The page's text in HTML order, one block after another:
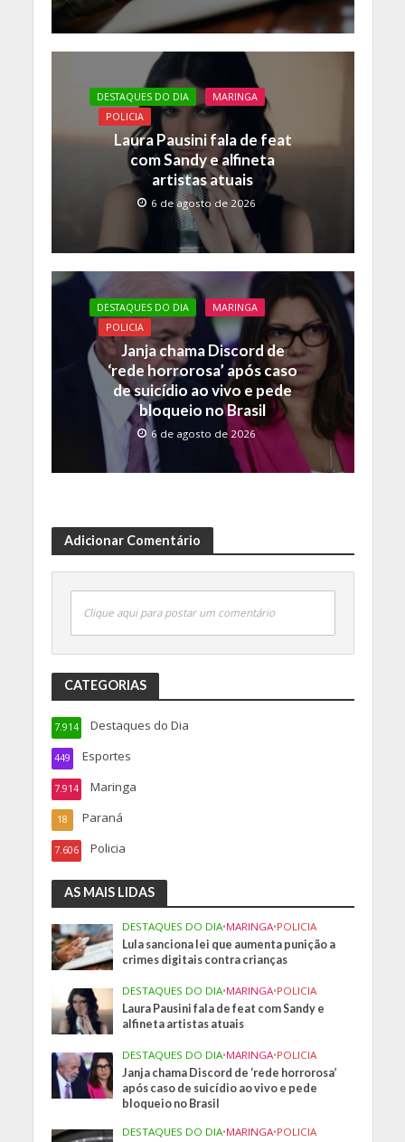
DESTAQUES DO DIA
MARINGA
POLICIA
Laura Pausini fala de feat
com Sandy e alfineta
artistas atuais
6 de agosto de 2026
DESTAQUES DO DIA
MARINGA
POLICIA
Janja chama Discord de
‘rede horrorosa’ após caso
de suicídio ao vivo e pede
bloqueio no Brasil
6 de agosto de 2026
Adicionar Comentário
Clique aqui para postar um comentário
CATEGORIAS
Destaques do Dia
7.914
Esportes
449
Maringa
7.914
Paraná
18
Policia
7.606
AS MAIS LIDAS
DESTAQUES DO DIA•MARINGA•POLICIA
Lula sanciona lei que aumenta punição a
crimes digitais contra crianças
DESTAQUES DO DIA•MARINGA•POLICIA
Laura Pausini fala de feat com Sandy e
alfineta artistas atuais
DESTAQUES DO DIA•MARINGA•POLICIA
Janja chama Discord de ‘rede horrorosa’
após caso de suicídio ao vivo e pede
bloqueio no Brasil
DESTAQUES DO DIA•MARINGA•POLICIA